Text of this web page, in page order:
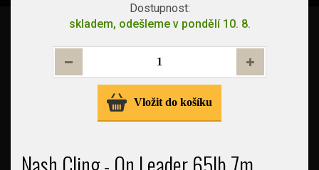
Dostupnost:
skladem, odešleme v pondělí 10. 8.
Vložit do košíku